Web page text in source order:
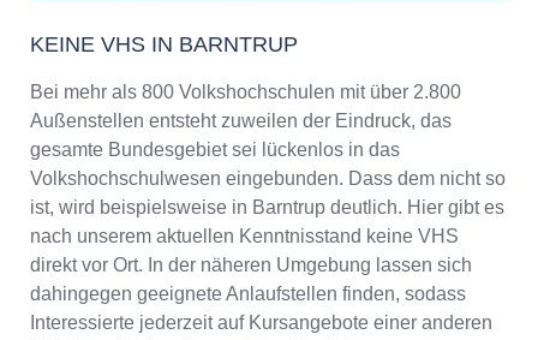
KEINE VHS IN BARNTRUP
Bei mehr als 800 Volkshochschulen mit über 2.800
Außenstellen entsteht zuweilen der Eindruck, das
gesamte Bundesgebiet sei lückenlos in das
Volkshochschulwesen eingebunden. Dass dem nicht so
ist, wird beispielsweise in Barntrup deutlich. Hier gibt es
nach unserem aktuellen Kenntnisstand keine VHS
direkt vor Ort. In der näheren Umgebung lassen sich
dahingegen geeignete Anlaufstellen finden, sodass
Interessierte jederzeit auf Kursangebote einer anderen